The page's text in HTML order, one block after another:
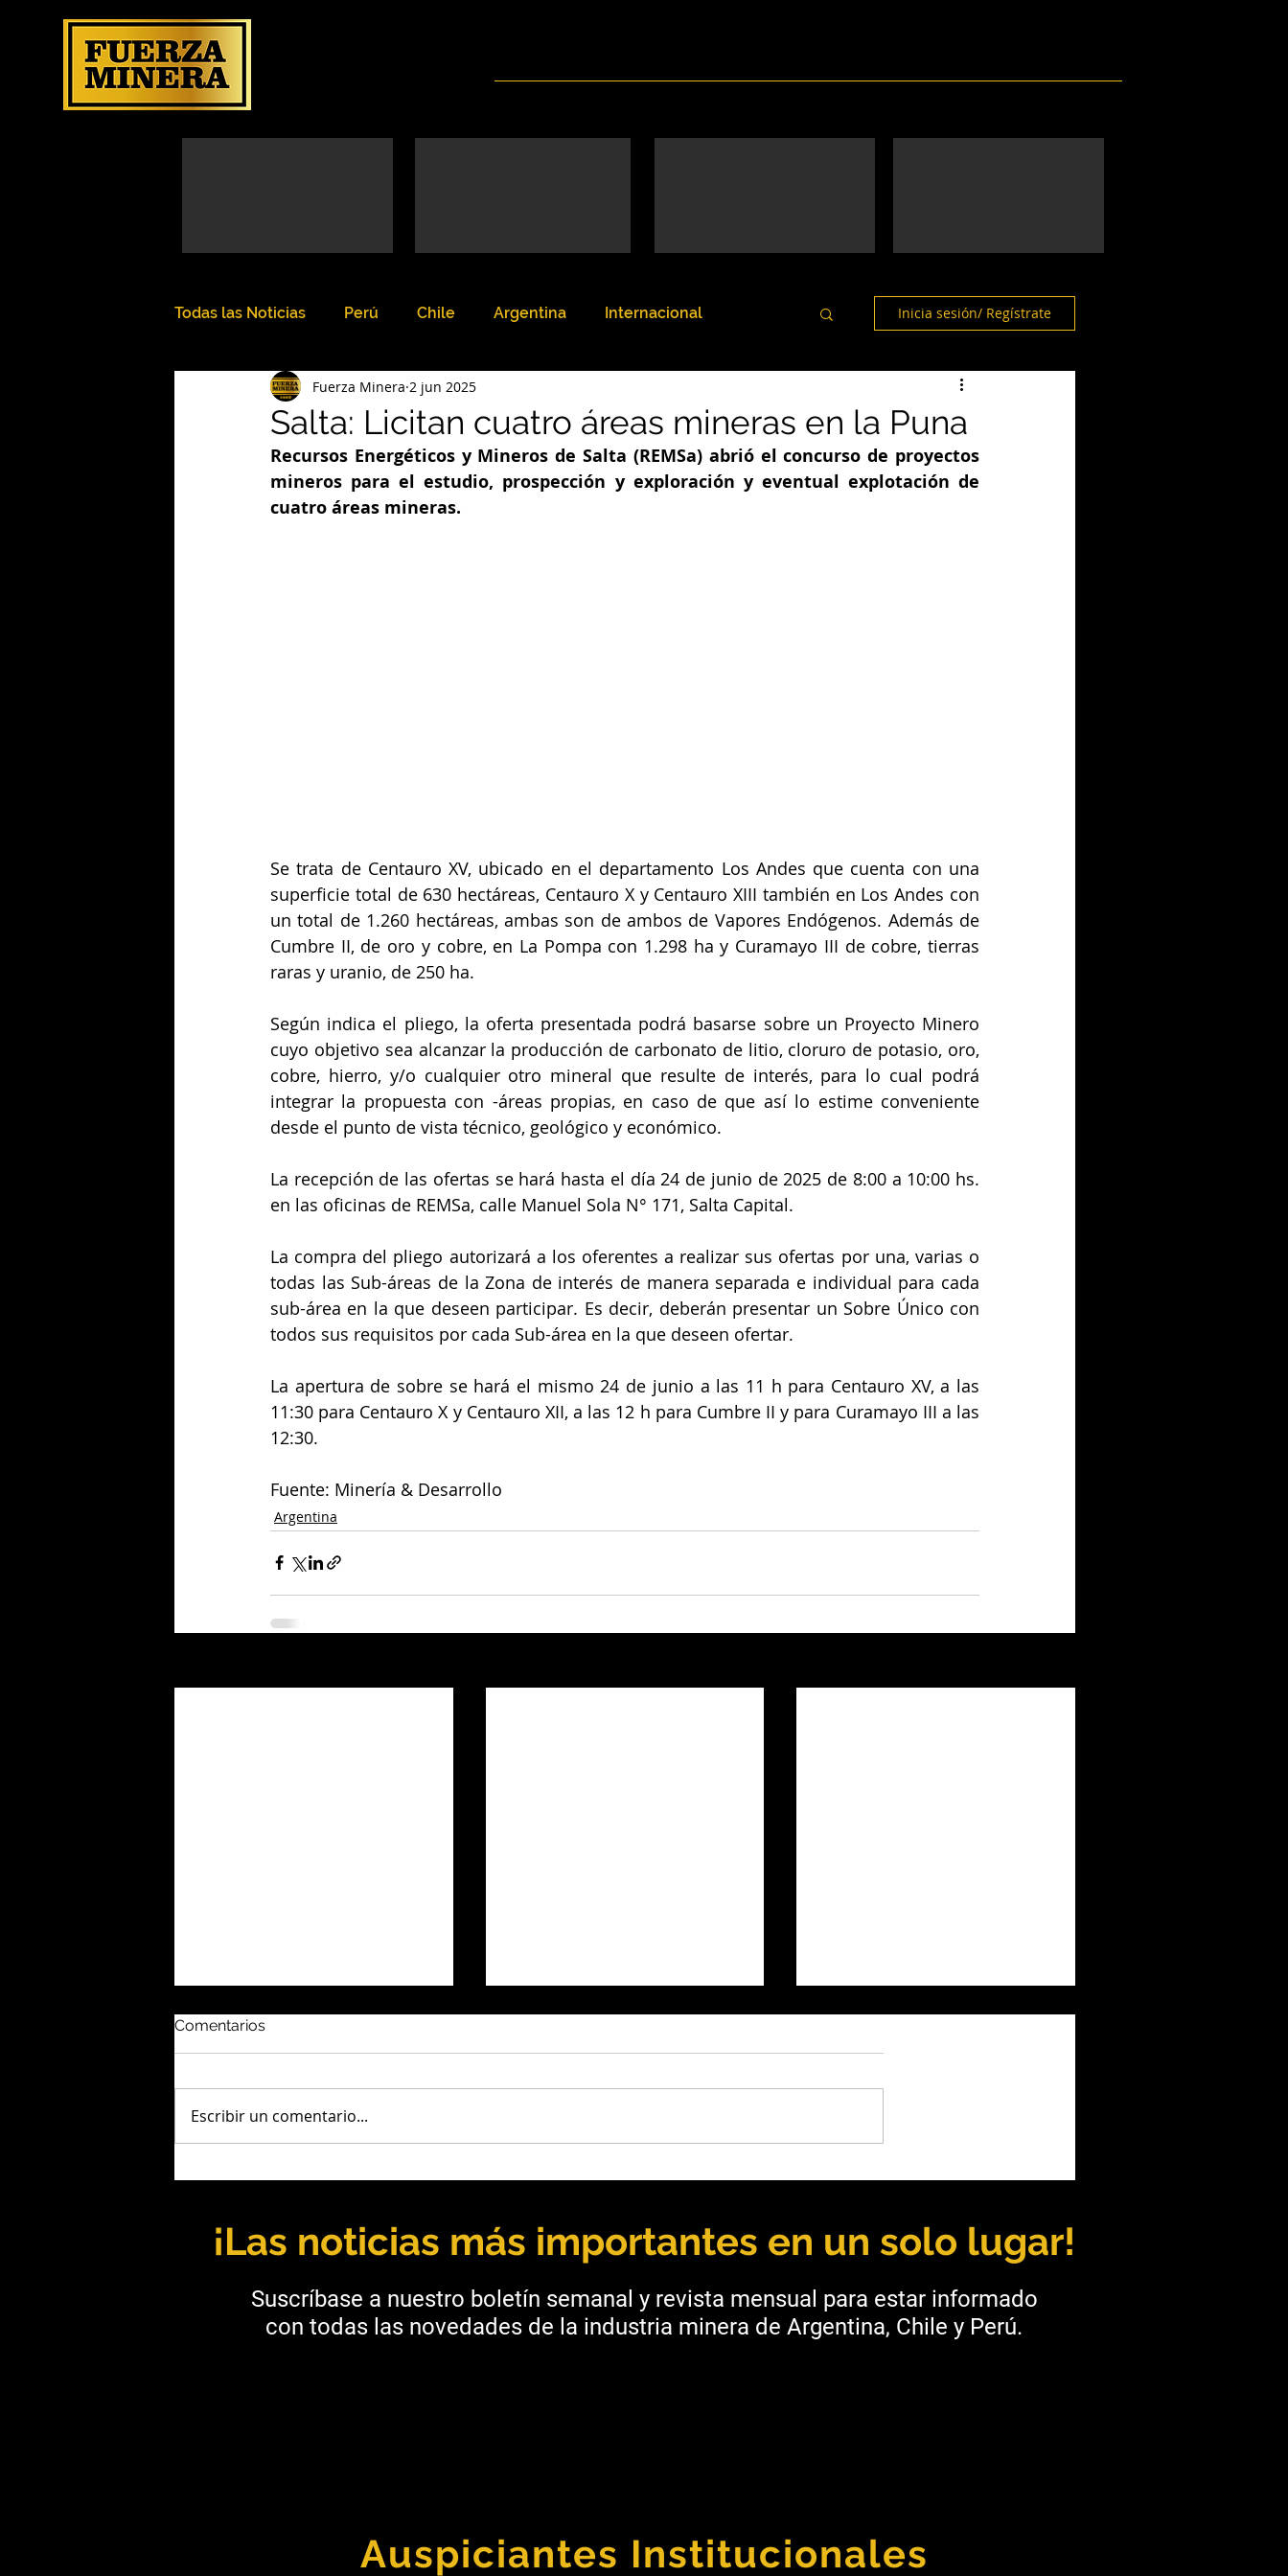
Todas las Noticias Perú Chile Argentina Internacional Inicia sesión/ Regístrate
Salta: Licitan cuatro áreas mineras en la Puna
Fuerza Minera 2 jun 2025
Recursos Energéticos y Mineros de Salta (REMSa) abrió el concurso de proyectos
mineros para el estudio, prospección y exploración y eventual explotación de
cuatro áreas mineras.
Se trata de Centauro XV, ubicado en el departamento Los Andes que cuenta con una
superficie total de 630 hectáreas, Centauro X y Centauro XIII también en Los Andes con
un total de 1.260 hectáreas, ambas son de ambos de Vapores Endógenos. Además de
Cumbre II, de oro y cobre, en La Pompa con 1.298 ha y Curamayo III de cobre, tierras
raras y uranio, de 250 ha.
Según indica el pliego, la oferta presentada podrá basarse sobre un Proyecto Minero
cuyo objetivo sea alcanzar la producción de carbonato de litio, cloruro de potasio, oro,
cobre, hierro, y/o cualquier otro mineral que resulte de interés, para lo cual podrá
integrar la propuesta con -áreas propias, en caso de que así lo estime conveniente
desde el punto de vista técnico, geológico y económico.
La recepción de las ofertas se hará hasta el día 24 de junio de 2025 de 8:00 a 10:00 hs.
en las oficinas de REMSa, calle Manuel Sola N° 171, Salta Capital.
La compra del pliego autorizará a los oferentes a realizar sus ofertas por una, varias o
todas las Sub-áreas de la Zona de interés de manera separada e individual para cada
sub-área en la que deseen participar. Es decir, deberán presentar un Sobre Único con
todos sus requisitos por cada Sub-área en la que deseen ofertar.
La apertura de sobre se hará el mismo 24 de junio a las 11 h para Centauro XV, a las
11:30 para Centauro X y Centauro XII, a las 12 h para Cumbre II y para Curamayo III a las
12:30.
Fuente: Minería & Desarrollo
Argentina
Mendoza: Kobrea y BHP se
Jujuy: Cauchari-Olaroz
San Juan: Veladero busca
Comentarios
Escribir un comentario...
¡Las noticias más importantes en un solo lugar!
Auspiciantes Institucionales
Suscríbase a nuestro boletín semanal y revista mensual para estar informado
con todas las novedades de la industria minera de Argentina, Chile y Perú.